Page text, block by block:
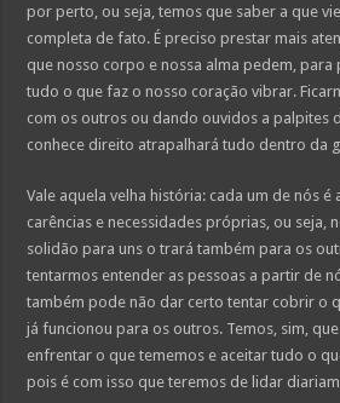
por perto, ou seja, temos que saber a que
completa de fato. É preciso prestar mais
que nosso corpo e nossa alma pedem,
tudo o que faz o nosso coração vibrar.
com os outros ou dando ouvidos a palpites
conhece direito atrapalhará tudo dentro da
Vale aquela velha história: cada um de nós é
carências e necessidades próprias, ou seja,
solidão para uns o trará também para os
tentarmos entender as pessoas a partir de
também pode não dar certo tentar cobrir o
já funcionou para os outros. Temos, sim,
enfrentar o que tememos e aceitar tudo o
pois é com isso que teremos de lidar